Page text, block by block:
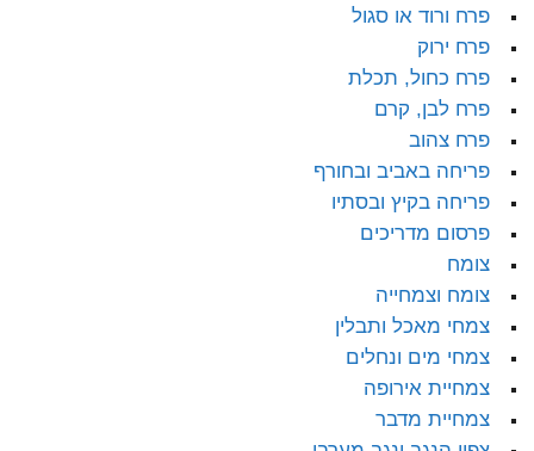
פרח ורוד או סגול
פרח ירוק
פרח כחול, תכלת
פרח לבן, קרם
פרח צהוב
פריחה באביב ובחורף
פריחה בקיץ ובסתיו
פרסום מדריכים
צומח
צומח וצמחייה
צמחי מאכל ותבלין
צמחי מים ונחלים
צמחיית אירופה
צמחיית מדבר